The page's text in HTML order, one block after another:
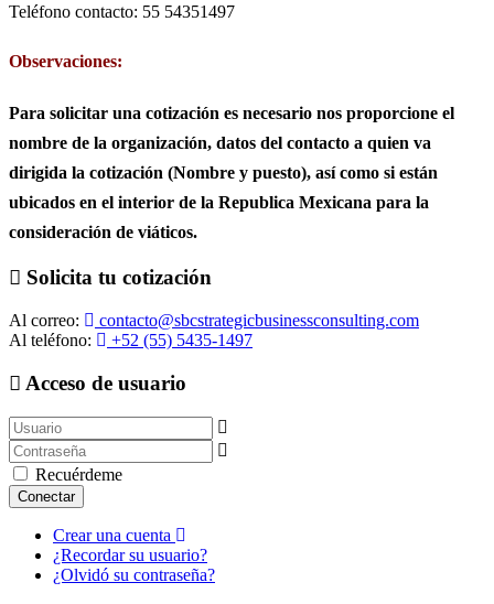
Teléfono contacto: 55 54351497
Observaciones:
Para solicitar una cotización es necesario nos proporcione el
nombre de la organización, datos del contacto a quien va
dirigida la cotización (Nombre y puesto), así como si están
ubicados en el interior de la Republica Mexicana para la
consideración de viáticos.
Solicita tu cotización
Al correo:
contacto@sbcstrategicbusinessconsulting.com
Al teléfono:
+52 (55) 5435-1497
Acceso de usuario
Usuario
Mostrar
Recuérdeme
Conectar
Crear una cuenta
¿Recordar su usuario?
¿Olvidó su contraseña?